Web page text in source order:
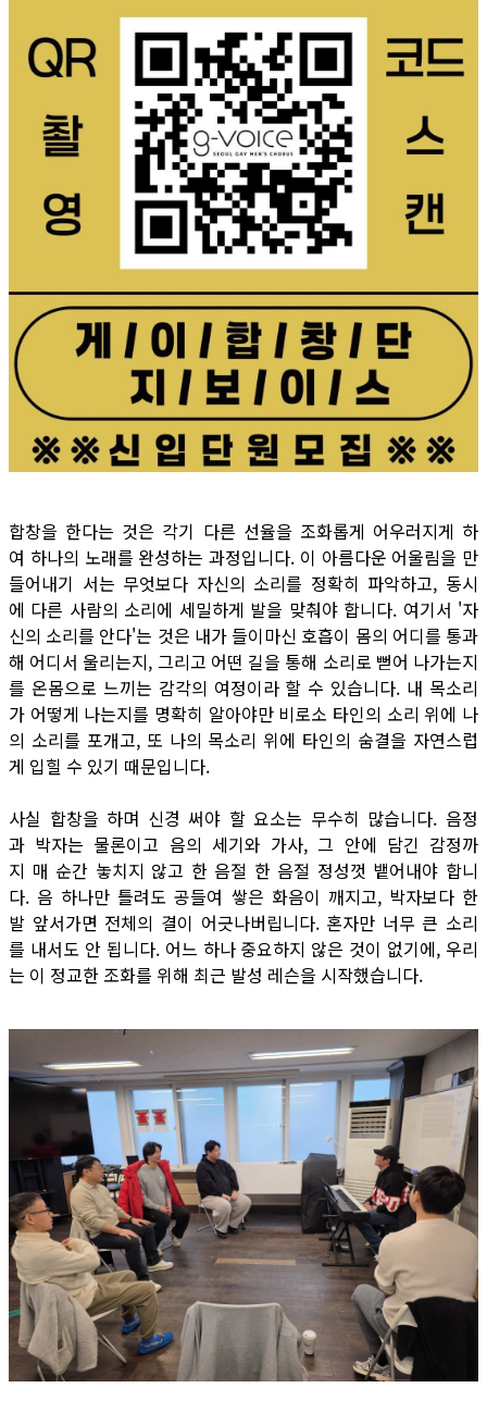
합창을 한다는 것은 각기 다른 선율을 조화롭게 어우러지게 하
여 하나의 노래를 완성하는 과정입니다. 이 아름다운 어울림을 만
들어내기 서는 무엇보다 자신의 소리를 정확히 파악하고, 동시
에 다른 사람의 소리에 세밀하게 발을 맞춰야 합니다. 여기서 '자
신의 소리를 안다'는 것은 내가 들이마신 호흡이 몸의 어디를 통과
해 어디서 울리는지, 그리고 어떤 길을 통해 소리로 뻗어 나가는지
를 온몸으로 느끼는 감각의 여정이라 할 수 있습니다. 내 목소리
가 어떻게 나는지를 명확히 알아야만 비로소 타인의 소리 위에 나
의 소리를 포개고, 또 나의 목소리 위에 타인의 숨결을 자연스럽
게 입힐 수 있기 때문입니다.
사실 합창을 하며 신경 써야 할 요소는 무수히 많습니다. 음정
과 박자는 물론이고 음의 세기와 가사, 그 안에 담긴 감정까
지 매 순간 놓치지 않고 한 음절 한 음절 정성껏 뱉어내야 합니
다. 음 하나만 틀려도 공들여 쌓은 화음이 깨지고, 박자보다 한
발 앞서가면 전체의 결이 어긋나버립니다. 혼자만 너무 큰 소리
를 내서도 안 됩니다. 어느 하나 중요하지 않은 것이 없기에, 우리
는 이 정교한 조화를 위해 최근 발성 레슨을 시작했습니다.